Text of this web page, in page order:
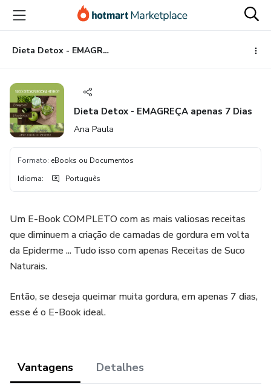
para
conteúdo
principal
para
pagamento
para
rodapé
Dieta Detox - EMAGREÇA apenas 7 Dias
Dieta Detox - EMAGREÇA apenas 7 Dias
Ana Paula
Formato: eBooks ou Documentos
Idioma: Português
Um E-Book COMPLETO com as mais valiosas receitas
que diminuem a criação de camadas de gordura em volta
da Epiderme ... Tudo isso com apenas Receitas de Suco
Naturais.
Então, se deseja queimar muita gordura, em apenas 7 dias,
esse é o E-Book ideal.
Vantagens Detalhes